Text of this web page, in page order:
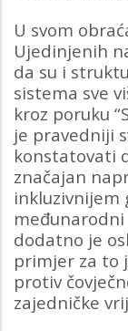
U svom
Ujedinjenih
da su i
sistema sve
kroz poruku
je pravedniji
konstatovati
značajan
inkluzivnijem
dodatno je
primjer za to
protiv
zajedničke